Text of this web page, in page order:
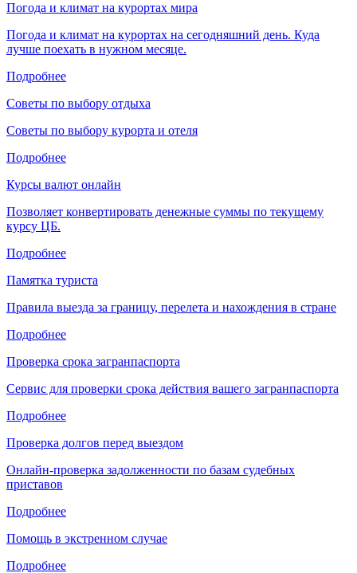
Погода и климат на курортах мира
Погода и климат на курортах на сегодняшний день. Куда
лучше поехать в нужном месяце.
Подробнее
Советы по выбору отдыха
Советы по выбору курорта и отеля
Подробнее
Курсы валют онлайн
Позволяет конвертировать денежные суммы по текущему
курсу ЦБ.
Подробнее
Памятка туриста
Правила выезда за границу, перелета и нахождения в стране
Подробнее
Проверка срока загранпаспорта
Сервис для проверки срока действия вашего загранпаспорта
Подробнее
Проверка долгов перед выездом
Онлайн-проверка задолженности по базам судебных
приставов
Подробнее
Помощь в экстренном случае
Подробнее